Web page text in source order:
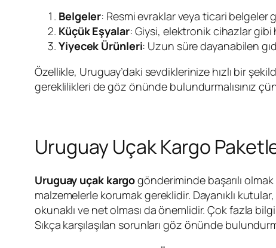
Belgeler: Resmi evraklar veya ticari belgeler
Küçük Eşyalar: Giysi, elektronik cihazlar gibi
Yiyecek Ürünleri: Uzun süre dayanabilen
Özellikle, Uruguay’daki sevdiklerinize hızlı bir
gereklilikleri de göz önünde bulundurmalısınız
Uruguay Uçak Kargo
Uruguay uçak kargogönderiminde başarılı
malzemelerle korumak gereklidir. Dayanıklı
okunaklı ve net olması da önemlidir. Çok fazla
Sıkça karşılaşılan sorunları göz önünde